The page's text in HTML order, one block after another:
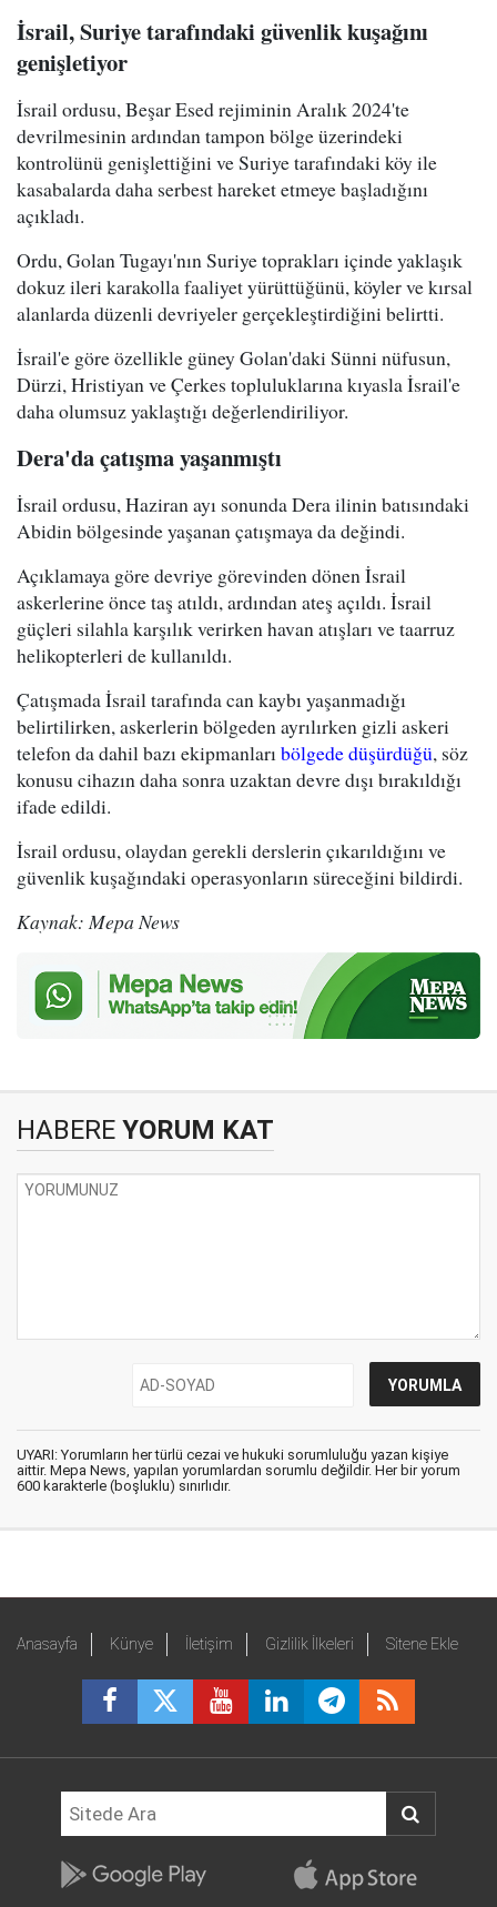
İsrail, Suriye tarafındaki güvenlik kuşağını
genişletiyor
İsrail ordusu, Beşar Esed rejiminin Aralık 2024'te
devrilmesinin ardından tampon bölge üzerindeki
kontrolünü genişlettiğini ve Suriye tarafındaki köy ile
kasabalarda daha serbest hareket etmeye başladığını
açıkladı.
Ordu, Golan Tugayı'nın Suriye toprakları içinde yaklaşık
dokuz ileri karakolla faaliyet yürüttüğünü, köyler ve kırsal
alanlarda düzenli devriyeler gerçekleştirdiğini belirtti.
İsrail'e göre özellikle güney Golan'daki Sünni nüfusun,
Dürzi, Hristiyan ve Çerkes topluluklarına kıyasla İsrail'e
daha olumsuz yaklaştığı değerlendiriliyor.
Dera'da çatışma yaşanmıştı
İsrail ordusu, Haziran ayı sonunda Dera ilinin batısındaki
Abidin bölgesinde yaşanan çatışmaya da değindi.
Açıklamaya göre devriye görevinden dönen İsrail
askerlerine önce taş atıldı, ardından ateş açıldı. İsrail
güçleri silahla karşılık verirken havan atışları ve taarruz
helikopterleri de kullanıldı.
Çatışmada İsrail tarafında can kaybı yaşanmadığı
belirtilirken, askerlerin bölgeden ayrılırken gizli askeri
telefon da dahil bazı ekipmanlarıbölgede düşürdüğü, söz
konusu cihazın daha sonra uzaktan devre dışı bırakıldığı
ifade edildi.
İsrail ordusu, olaydan gerekli derslerin çıkarıldığını ve
güvenlik kuşağındaki operasyonların süreceğini bildirdi.
Kaynak: Mepa News
HABERE YORUM KAT
UYARI: Yorumların her türlü cezai ve hukuki sorumluluğu yazan kişiye
aittir. Mepa News, yapılan yorumlardan sorumlu değildir. Her bir yorum
600 karakterle (boşluklu) sınırlıdır.
Anasayfa Künye İletişim Gizlilik İlkeleri Sitene Ekle